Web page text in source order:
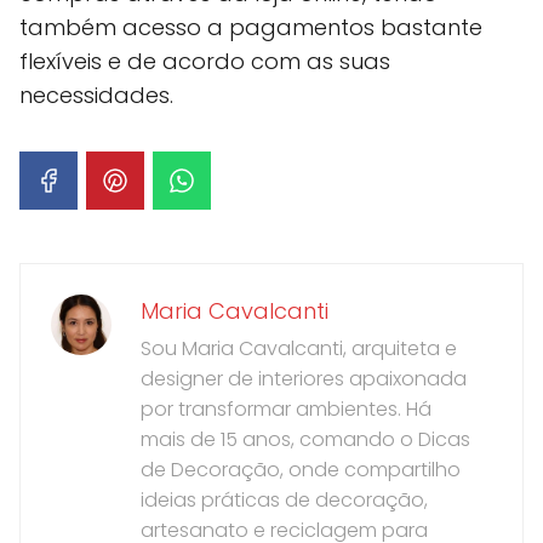
também acesso a pagamentos bastante
flexíveis e de acordo com as suas
necessidades.
Maria Cavalcanti
Sou Maria Cavalcanti, arquiteta e
designer de interiores apaixonada
por transformar ambientes. Há
mais de 15 anos, comando o Dicas
de Decoração, onde compartilho
ideias práticas de decoração,
artesanato e reciclagem para